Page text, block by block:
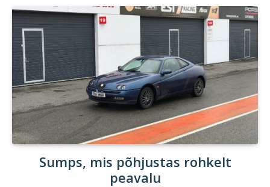
Sumps, mis põhjustas rohkelt
peavalu